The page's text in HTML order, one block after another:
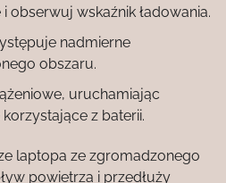
i obserwuj wskaźnik ładowania.
nadmierne
obszaru.
uruchamiając
z baterii.
laptopa ze zgromadzonego
powietrza i przedłuży